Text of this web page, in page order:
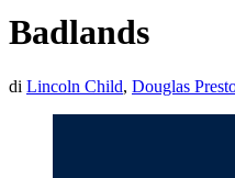
Badlands
di Lincoln Child, Douglas